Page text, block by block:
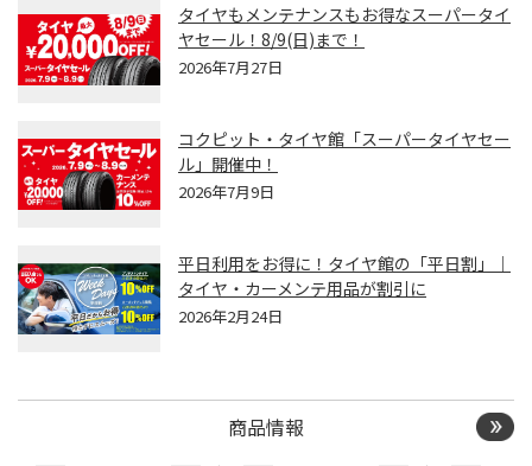
タイヤもメンテナンスもお得なスーパータイ
ヤセール！8/9(日)まで！
2026年7月27日
コクピット・タイヤ館「スーパータイヤセー
ル」開催中！
2026年7月9日
平日利用をお得に！タイヤ館の「平日割」｜
タイヤ・カーメンテ用品が割引に
2026年2月24日
商品情報